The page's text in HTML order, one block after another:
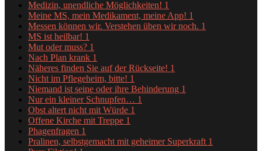
Medizin, unendliche Möglichkeiten! 1
Meine MS, mein Medikament, meine App! 1
Messen können wir. Verstehen üben wir noch. 1
MS ist heilbar! 1
Mut oder muss? 1
Nach Plan krank 1
Näheres finden Sie auf der Rückseite! 1
Nicht im Pflegeheim, bitte! 1
Niemand ist seine oder ihre Behinderung 1
Nur ein kleiner Schnupfen… 1
Obst altert nicht mit Würde 1
Offene Kirche mit Treppe 1
Phagenfragen 1
Pralinen, selbstgemacht mit geheimer Superkraft 1